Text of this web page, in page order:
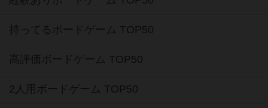
持ってるボードゲーム TOP50
高評価ボードゲーム TOP50
2人用ボードゲーム TOP50